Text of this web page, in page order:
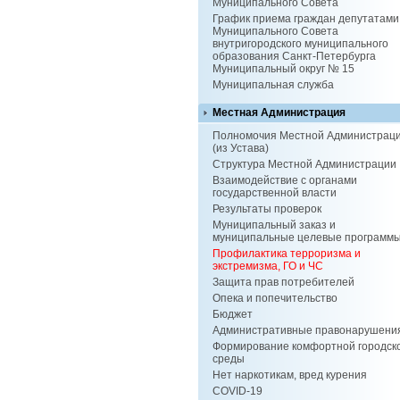
Муниципального Совета
График приема граждан депутатами
Муниципального Совета
внутригородского муниципального
образования Санкт-Петербурга
Муниципальный округ № 15
Муниципальная служба
Местная Администрация
Полномочия Местной
(из Устава)
Структура Местной Администрации
Взаимодействие с органами
государственной власти
Результаты проверок
Муниципальный заказ и
муниципальные целевые программы
Профилактика терроризма и
экстремизма, ГО и ЧС
Защита прав потребителей
Опека и попечительство
Бюджет
Административные
Формирование комфортной
среды
Нет наркотикам, вред курения
COVID-19